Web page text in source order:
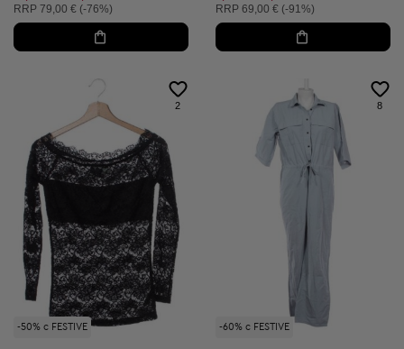
Препоръчителна цена:
RRP 79,00 € (-76%) Препоръчителна цена:
RRP 69,00 € (-91%)
-50% с FESTIVE
2
-60% с FESTIVE
8